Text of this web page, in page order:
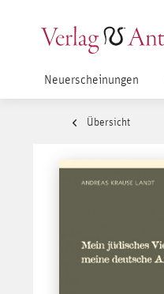
Neuerscheinungen
Übersicht